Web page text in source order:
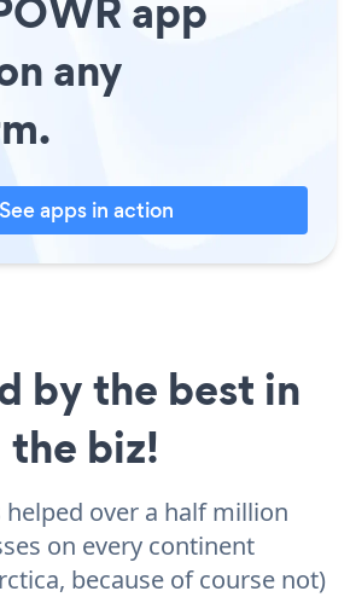
any
See apps in action
by the best in
the biz!
helped over a half million
on every continent
because of course not)